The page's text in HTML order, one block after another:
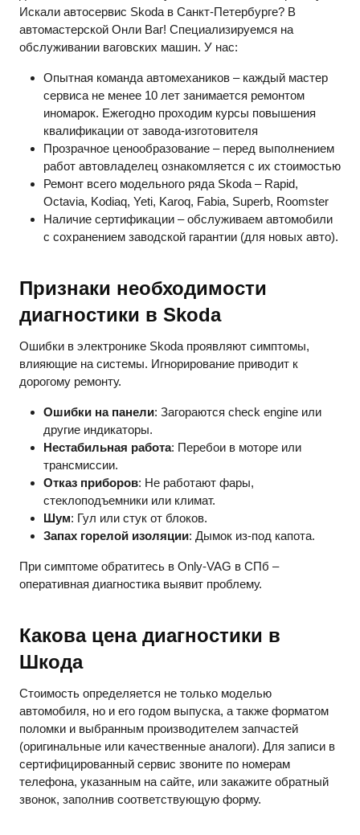
Искали автосервис Skoda в Санкт-Петербурге? В
автомастерской Онли Ваг! Специализируемся на
обслуживании ваговских машин. У нас:
Опытная команда автомехаников – каждый мастер
сервиса не менее 10 лет занимается ремонтом
иномарок. Ежегодно проходим курсы повышения
квалификации от завода-изготовителя
Прозрачное ценообразование – перед выполнением
работ автовладелец ознакомляется с их стоимостью
Ремонт всего модельного ряда Skoda – Rapid,
Octavia, Kodiaq, Yeti, Karoq, Fabia, Superb, Roomster
Наличие сертификации – обслуживаем автомобили
с сохранением заводской гарантии (для новых авто).
Признаки необходимости
диагностики в Skoda
Ошибки в электронике Skoda проявляют симптомы,
влияющие на системы. Игнорирование приводит к
дорогому ремонту.
Ошибки на панели: Загораются check engine или
другие индикаторы.
Нестабильная работа: Перебои в моторе или
трансмиссии.
Отказ приборов: Не работают фары,
стеклоподъемники или климат.
Шум: Гул или стук от блоков.
Запах горелой изоляции: Дымок из-под капота.
При симптоме обратитесь в Only-VAG в СПб –
оперативная диагностика выявит проблему.
Какова цена диагностики в
Шкода
Стоимость определяется не только моделью
автомобиля, но и его годом выпуска, а также форматом
поломки и выбранным производителем запчастей
(оригинальные или качественные аналоги). Для записи в
сертифицированный сервис звоните по номерам
телефона, указанным на сайте, или закажите обратный
звонок, заполнив соответствующую форму.